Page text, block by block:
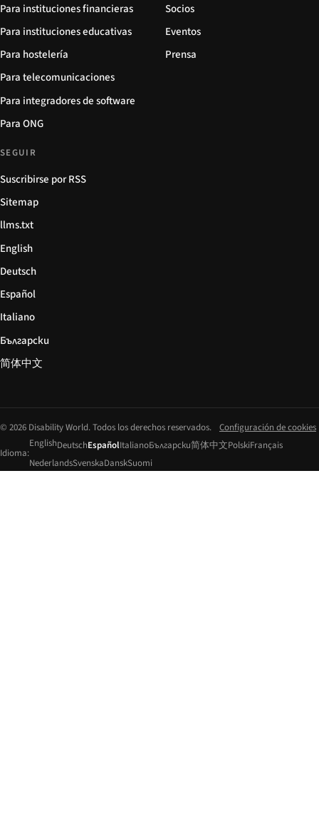
Para instituciones financieras
Para instituciones educativas
Para hostelería
Para telecomunicaciones
Para integradores de software
Para ONG
Socios
Eventos
Prensa
SEGUIR
Suscribirse por RSS
Sitemap
llms.txt
English
Deutsch
Español
Italiano
Български
简体中文
© 2026 Disability World. Todos los derechos reservados. Configuración de cookies
Idioma:
EnglishDeutschEspañolItalianoБългарски简体中文PolskiFrançais
NederlandsSvenskaDanskSuomi